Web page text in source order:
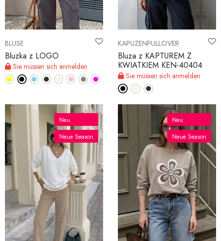
BLUSE
Bluzka z LOGO
Sie müssen sich anmelden
KAPUZENPULLOVER
Bluza z KAPTUREM Z
KWIATKIEM KEN-40404
Sie müssen sich anmelden
Neu
Neue Season
Neu
Neue Season